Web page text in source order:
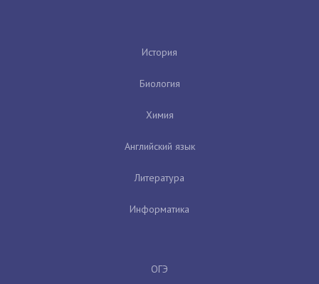
История
Биология
Химия
Английский язык
Литература
Информатика
ОГЭ